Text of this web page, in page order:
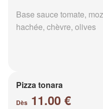
Base sauce tomate,
hachée, chèvre, olives
Pizza tonara
Dès 11.00 €